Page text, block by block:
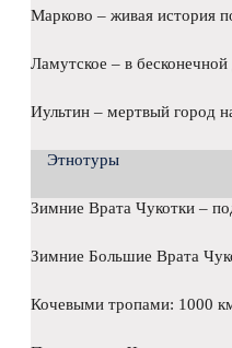
Марково – живая история
Ламутское – в
Иультин – мертвый город
Этнотуры
Зимние Врата Чукотки –
Зимние Большие Врата
Кочевыми тропами: 1000